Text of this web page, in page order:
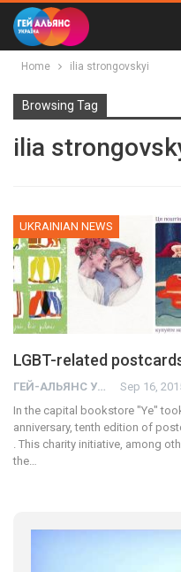
Home ilia strongovskyi
Browsing Tag
ilia
UKRAINIAN NEWS
LGBT-related
ГЕЙ-АЛЬЯНС УКРАИНА Sep 16,
In the capital bookstore "Ye"
anniversary, tenth edition of
. This charity initiative, among
the…